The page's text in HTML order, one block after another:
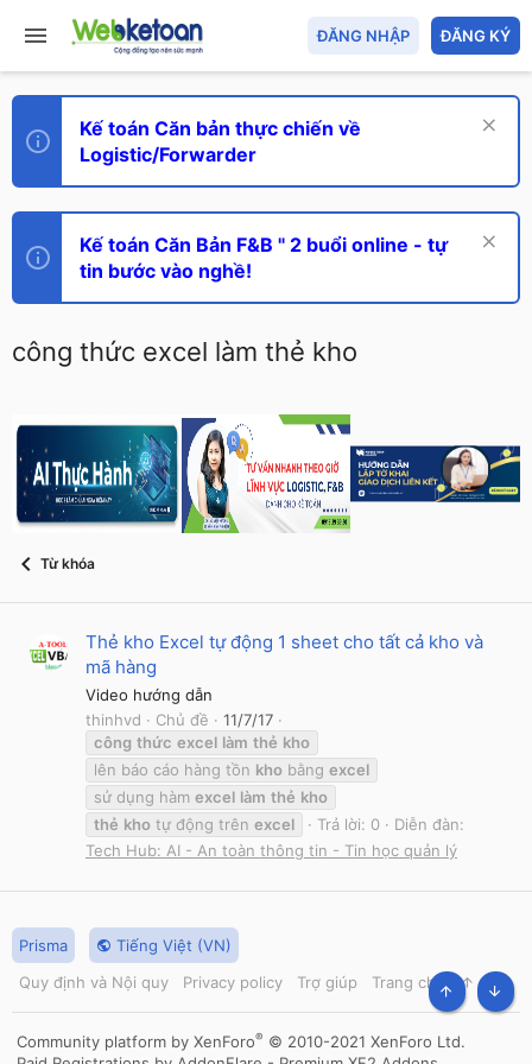
ĐĂNG NHẬP ĐĂNG KÝ
Kế toán Căn bản thực chiến về
Logistic/Forwarder
Kế toán Căn Bản F&B " 2 buổi online - tự
tin bước vào nghề!
công thức excel làm thẻ kho
Từ khóa
Thẻ kho Excel tự động 1 sheet cho tất cả kho và
mã hàng
Video hướng dẫn
thinhvd
Chủ đề
11/7/17
công thức excel làm thẻ kho
lên báo cáo hàng tồn kho bằng excel
sử dụng hàm excel làm thẻ kho
thẻ kho tự động trên excel Trả lời: 0
Diễn đàn:
Tech Hub: AI - An toàn thông tin - Tin học quản lý
Prisma
Tiếng Việt (VN)
Quy định và Nội quy
Privacy policy Trợ giúp Trang chủ
R
S
Community platform by XenForo® © 2010-2021 XenForo Ltd.
TOP